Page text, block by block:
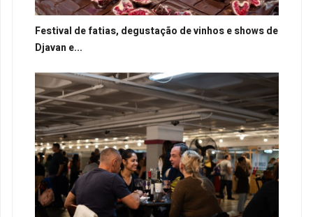
Festival de fatias, degustação de vinhos e shows de
Djavan e...